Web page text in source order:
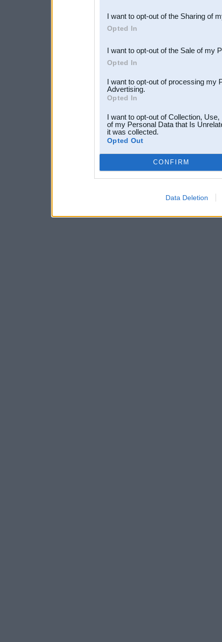
Downstream Participants
third parties.
I want to opt-out of the Sharing of
Opted In
I want to opt-out of the Sale of my
Opted In
I want to opt-out of processing my
Advertising.
Opted In
I want to opt-out of Collection,
of my Personal Data that Is
it was collected.
Opted Out
CONFIRM
Data Deletion